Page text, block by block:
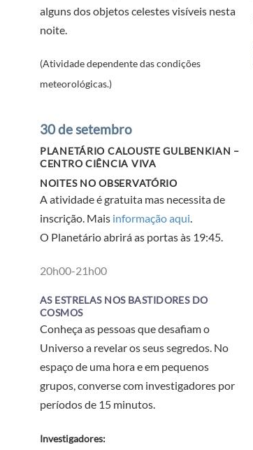
alguns dos objetos celestes visíveis nesta
noite.
(Atividade dependente das condições
meteorológicas.)
30 de setembro
PLANETÁRIO CALOUSTE GULBENKIAN –
CENTRO CIÊNCIA VIVA
NOITES NO OBSERVATÓRIO
A atividade é gratuita mas necessita de
inscrição. Mais informação aqui
O Planetário abrirá as portas às 19:45.
20h00-21h00
AS ESTRELAS NOS BASTIDORES DO
COSMOS
Conheça as pessoas que desafiam o
Universo a revelar os seus segredos. No
espaço de uma hora e em pequenos
grupos, converse com investigadores por
períodos de 15 minutos.
Investigadores: